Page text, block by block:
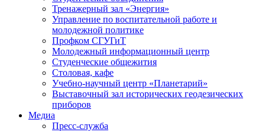
Тренажерный зал «Энергия»
Управление по воспитательной работе и
молодежной политике
Профком СГУГиТ
Молодежный информационный центр
Студенческие общежития
Столовая, кафе
Учебно-научный центр «Планетарий»
Выставочный зал исторических геодезических
приборов
Медиа
Пресс-служба